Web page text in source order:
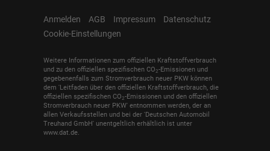
Anmelden AGB Impressum
Datenschutz
Cookie-Einstellungen
Weitere Informationen zum offiziellen Kraftstoffverbrauch
und zu den offiziellen spezifischen CO2-Emissionen und
gegebenenfalls zum Stromverbrauch neuer PKW können
dem 'Leitfaden über den offiziellen Kraftstoffverbrauch, die
offiziellen spezifischen CO2-Emissionen und den offiziellen
Stromverbrauch neuer PKW' entnommen werden, der an
allen Verkaufsstellen und bei der 'Deutschen Automobil
Treuhand GmbH' unentgeltlich erhältlich ist unter
www.dat.de.